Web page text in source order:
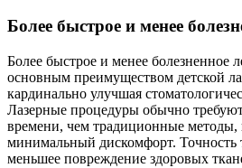
Более быстрое и менее
Более быстрое и менее болезненное
основным преимуществом детской
кардинально улучшая
Лазерные процедуры обычно
времени, чем традиционные методы,
минимальный дискомфорт. Точность
меньшее повреждение здоровых